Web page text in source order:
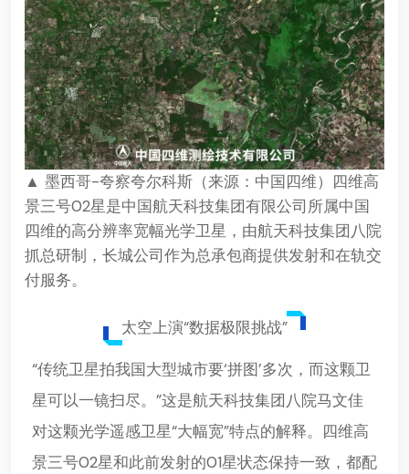
▲ 墨西哥-夸察夸尔科斯（来源：中国四维）四维高
景三号02星是中国航天科技集团有限公司所属中国
四维的高分辨率宽幅光学卫星，由航天科技集团八院
抓总研制，长城公司作为总承包商提供发射和在轨交
付服务。
太空上演“数据极限挑战”
“传统卫星拍我国大型城市要‘拼图’多次，而这颗卫
星可以一镜扫尽。”这是航天科技集团八院马文佳
对这颗光学遥感卫星“大幅宽”特点的解释。四维高
景三号02星和此前发射的01星状态保持一致，都配